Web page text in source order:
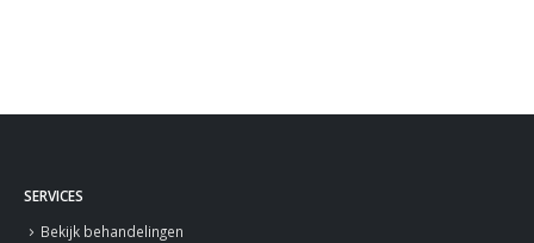
SERVICES
Bekijk behandelingen